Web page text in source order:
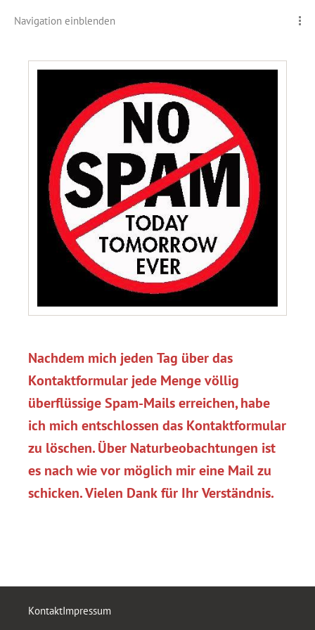
Navigation einblenden
Nachdem mich jeden Tag über das
Kontaktformular jede Menge völlig
überflüssige Spam-Mails erreichen, habe
ich mich entschlossen das Kontaktformular
zu löschen. Über Naturbeobachtungen ist
es nach wie vor möglich mir eine Mail zu
schicken. Vielen Dank für Ihr Verständnis.
KontaktImpressum